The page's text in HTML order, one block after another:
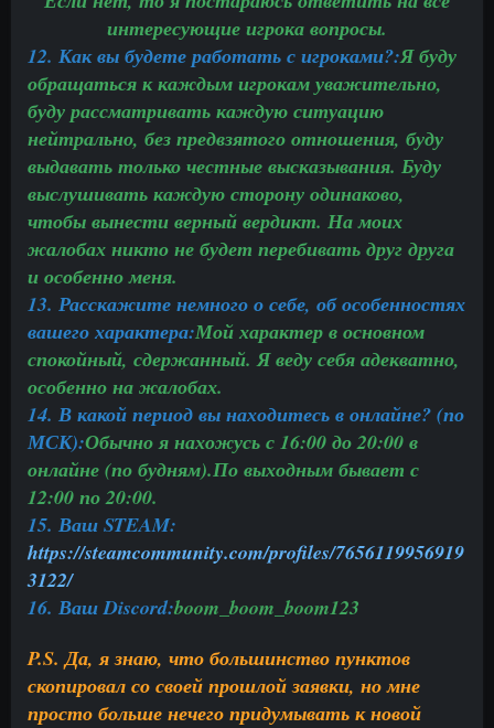
интересующие игрока вопросы.
12. Как вы будете работать с игроками?:Я буду
обращаться к каждым игрокам уважительно,
буду рассматривать каждую ситуацию
нейтрально, без предвзятого отношения, буду
выдавать только честные высказывания. Буду
выслушивать каждую сторону одинаково,
чтобы вынести верный вердикт. На моих
жалобах никто не будет перебивать друг друга
и особенно меня.
13. Расскажите немного о себе, об особенностях
вашего характера:Мой характер в основном
спокойный, сдержанный. Я веду себя адекватно,
особенно на жалобах.
14. В какой период вы находитесь в онлайне? (по
МСК):Обычно я нахожусь с 16:00 до 20:00 в
онлайне (по будням).По выходным бывает с
12:00 по 20:00.
15. Ваш STEAM:
https://steamcommunity.com/profiles/7656119956919
3122/
16. Ваш Discord:boom_boom_boom123
P.S. Да, я знаю, что большинство пунктов
скопировал со своей прошлой заявки, но мне
просто больше нечего придумывать к новой